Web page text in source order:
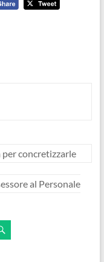
concretizzarle
al Personale